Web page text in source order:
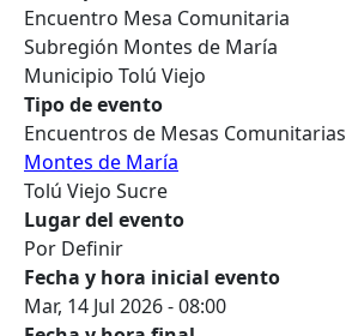
Encuentro Mesa Comunitaria
Subregión Montes de María
Municipio Tolú Viejo
Tipo de evento
Encuentros de Mesas Comunitarias
Montes de María
Tolú Viejo Sucre
Lugar del evento
Por Definir
Fecha y hora inicial evento
Mar, 14 Jul 2026 - 08:00